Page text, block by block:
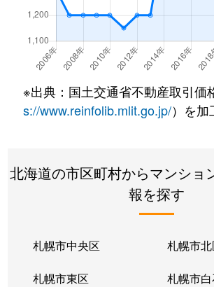
北２２条東 300万円
北２２条東
640万円 元町(
北２２条東
3,200万円 元町(
北２４条東
3,000万円 元町
北２６条東
2,000万円 元町(
2,200万円
北３３条東
新道
北３４条東
新道
※出典：国土交通省不動産取引価
s://www.reinfolib.mlit.go.jp/）を加
北海道の市区町村からマンショ
報を探す
札幌市中央区 札幌市
札幌市東区 札幌市